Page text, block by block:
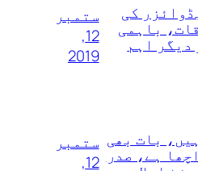
کی
باہمی
دیگر اہم
ستمبر
12,
2019
بات بھی
ہے، صدر
ستمبر
12,